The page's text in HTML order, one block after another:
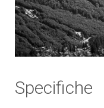
Specifiche